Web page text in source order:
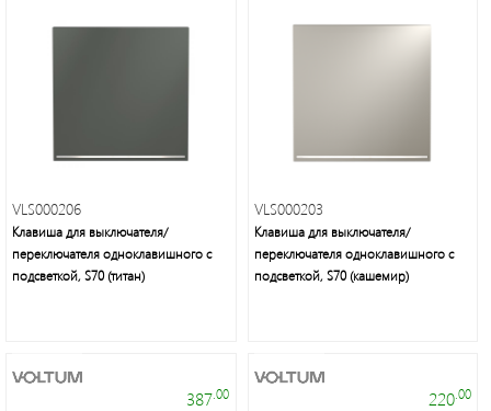
VLS000206
Клавиша для выключателя/
переключателя одноклавишного с
подсветкой, S70 (титан)
VLS000203
Клавиша для выключателя/
переключателя одноклавишного с
подсветкой, S70 (кашемир)
387.00 220.00